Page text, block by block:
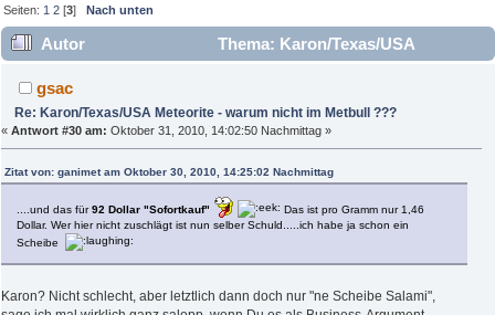
Seiten: 1 2 [3]Nach unten
Autor
Thema: Karon/Texas/USA
Meteorite - warum nicht im Metbull ??? (Gelesen 13230 mal)
gsac
Re: Karon/Texas/USA Meteorite - warum nicht im Metbull ???
« Antwort #30 am: Oktober 31, 2010, 14:02:50 Nachmittag »
Zitat von: ganimet am Oktober 30, 2010, 14:25:02 Nachmittag
....und das für92 Dollar "Sofortkauf"
Das ist pro Gramm nur 1,46
Dollar. Wer hier nicht zuschlägt ist nun selber Schuld.....ich habe ja schon ein
Scheibe
Karon? Nicht schlecht, aber letztlich dann doch nur "ne Scheibe Salami",